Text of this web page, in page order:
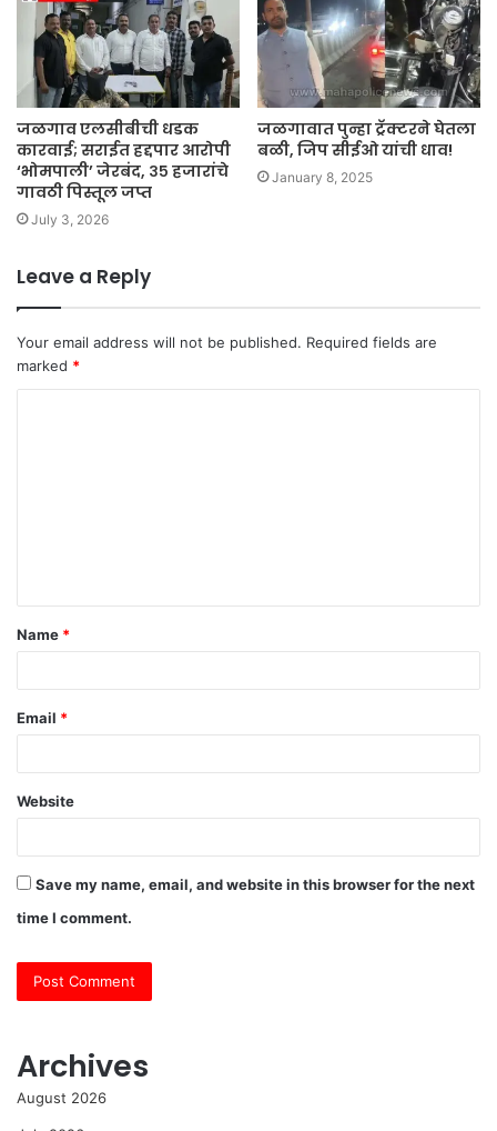
जळगाव एलसीबीची धडक
कारवाई; सराईत हद्दपार आरोपी
‘भोमपाली’ जेरबंद, ३५ हजारांचे
गावठी पिस्तूल जप्त
July 3, 2026
जळगावात पुन्हा ट्रॅक्टरने घेतला
बळी, जिप सीईओ यांची धाव!
January 8, 2025
Leave a Reply
Your email address will not be published. Required fields are
marked *
t
*
Name *
Email *
Website
Save my name, email, and website in this browser for the next
time I comment.
Archives
August 2026